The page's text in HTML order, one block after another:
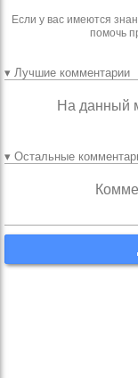
Если у вас имеются
помочь
▾ Лучшие комментарии
На данный
▾ Остальные